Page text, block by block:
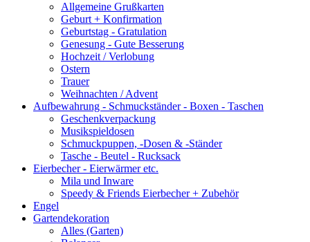
Allgemeine Grußkarten
Geburt + Konfirmation
Geburtstag - Gratulation
Genesung - Gute Besserung
Hochzeit / Verlobung
Ostern
Trauer
Weihnachten / Advent
Aufbewahrung - Schmuckständer - Boxen - Taschen
Geschenkverpackung
Musikspieldosen
Schmuckpuppen, -Dosen & -Ständer
Tasche - Beutel - Rucksack
Eierbecher - Eierwärmer etc.
Mila und Inware
Speedy & Friends Eierbecher + Zubehör
Engel
Gartendekoration
Alles (Garten)